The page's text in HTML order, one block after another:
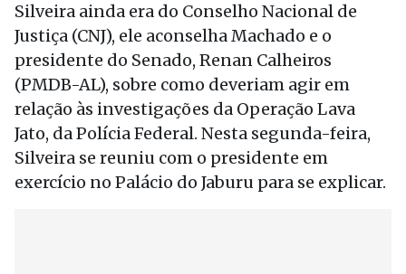
Silveira ainda era do Conselho Nacional de
Justiça (CNJ), ele aconselha Machado e o
presidente do Senado, Renan Calheiros
(PMDB-AL), sobre como deveriam agir em
relação às investigações da Operação Lava
Jato, da Polícia Federal. Nesta segunda-feira,
Silveira se reuniu com o presidente em
exercício no Palácio do Jaburu para se explicar.